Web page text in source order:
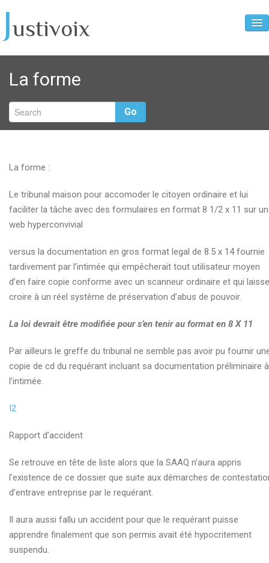
Justivoix
Home
2904 C.c.Q.
96-09-30 L’opposition syndicale à la fonction de
policier
Arbitrage_bidon
Cable Conducteur
Chronologie d’un policier pris en situation de mobbing
1979-1994
Communiqué aux Medias
Demande de pré-enquête criminelle
Devoir syndical de juste représentation
Dossier de Présentation Justivoix – Entretien
Introduction
La bonne foi de l’employeur
Le « renvoi » avec solde
Le processus de réintégration
Légaré
Les heures élastiques de l’institution bancaire : 4411%
d’intérêt soutiré en 17 minutes.
Les imputations de tares de crédit
La forme
Go
La forme :
Le tribunal maison pour accomoder le citoyen ordinaire et lui
faciliter la tâche avec des formulaires en format 8 1/2 x 11 sur un
web hyperconvivial
versus la documentation en gros format legal de 8.5 x 14 fournie
tardivement par l’intimée qui empêcherait tout utilisateur moyen
d’en faire copie conforme avec un scanneur ordinaire et qui laisse
croire à un réel système de préservation d’abus de pouvoir.
La loi devrait être modifiée pour s’en tenir au format en 8 X 11
Par ailleurs le greffe du tribunal ne semble pas avoir pu fournir
copie de cd du requérant incluant sa documentation préliminaire à
l’intimée.
I2
Rapport d’accident
Se retrouve en tête de liste alors que la SAAQ n’aura appris
l’existence de ce dossier que suite aux démarches de
d’entrave entreprise par le requérant.
Il aura aussi fallu un accident pour que le requérant puisse
apprendre finalement que son permis avait été hypocritement
suspendu.